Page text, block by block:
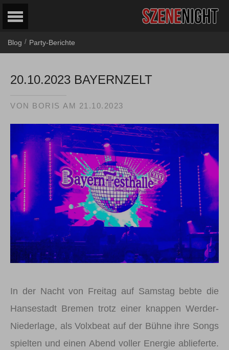
Blog / Party-Berichte
20.10.2023 BAYERNZELT
VON BORIS AM 21.10.2023
In der Nacht von Freitag auf Samstag bebte die
Hansestadt Bremen trotz einer knappen Werder-
Niederlage, als Volxbeat auf der Bühne ihre Songs
spielten und einen Abend voller Energie ablieferte.